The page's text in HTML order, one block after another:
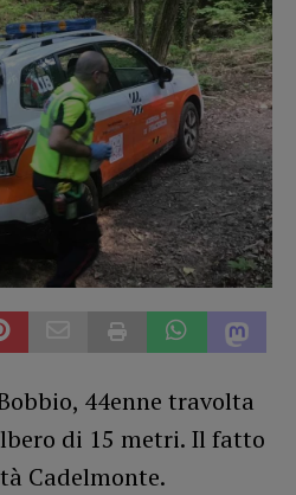
44enne travolta
di 15 metri. Il fatto
Cadelmonte.